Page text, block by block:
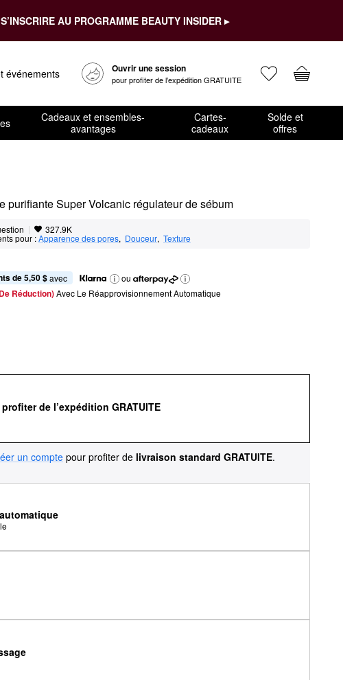
S’INSCRIRE AU PROGRAMME BEAUTY INSIDER ▸
événements Ouvrir une session
pour profiter de l’expédition GRATUITE
Cadeaux et ensembles-
avantages
Cartes-
cadeaux
Solde et
offres
purifiante Super Volcanic régulateur de sébum
| 327.9K
pour :Apparence des pores, Douceur, Texture
de 5,50 $ avec
ou
Réduction) Avec Le Réapprovisionnement Automatique
de l’expédition GRATUITE
un compte pour profiter de livraison standard GRATUITE.